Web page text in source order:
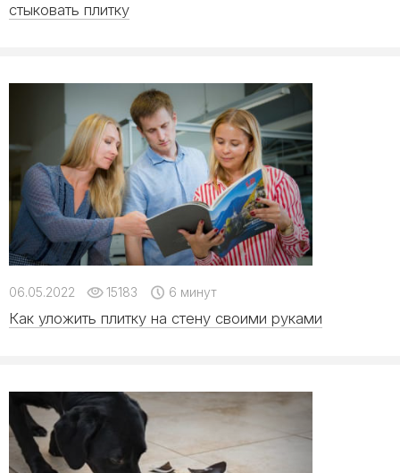
стыковать плитку
06.05.2022 15183 6 минут
Как уложить плитку на стену своими руками